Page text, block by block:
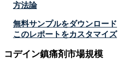
方法論
無料サンプルをダウンロード
このレポートをカスタマイズ
コデイン鎮痛剤市場規模